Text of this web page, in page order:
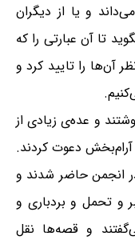
و یا از دیگران
تا آن عبارتی را که
آن‌ها را تایید کرد و
و عده‌ی زیادی از
آرام‌بخش دعوت کردند.
انجمن حاضر شدند و
و تحمل و بردباری و
و قصه‌ها نقل